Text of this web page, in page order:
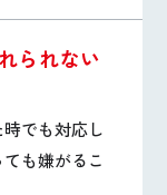
られない
でも対応し
も嫌がるこ